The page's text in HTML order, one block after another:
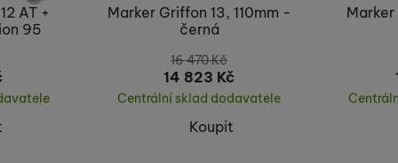
Marker Griffon 13, 110mm -
černá
16 470Kč
14 823 Kč
Centrální sklad dodavatele
Koupit
Marker
AT +
95